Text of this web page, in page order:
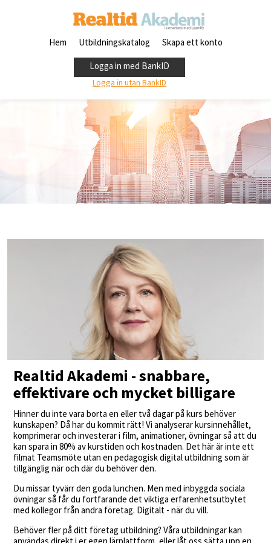
Hem Utbildningskatalog Skapa ett konto
Logga in med BankID
Logga in utan BankID
Realtid Akademi - snabbare,
effektivare och mycket billigare
Hinner du inte vara borta en eller två dagar på kurs behöver
kunskapen? Då har du kommit rätt! Vi analyserar kursinnehållet,
komprimerar och investerar i film, animationer, övningar så att du
kan spara in 80% av kurstiden och kostnaden. Det här är inte ett
filmat Teamsmöte utan en pedagogisk digital utbildning som är
tillgänglig när och där du behöver den.
Du missar tyvärr den goda lunchen. Men med inbyggda sociala
övningar så får du fortfarande det viktiga erfarenhetsutbytet
med kollegor från andra företag. Digitalt - när du vill.
Behöver fler på ditt företag utbildning? Våra utbildningar kan